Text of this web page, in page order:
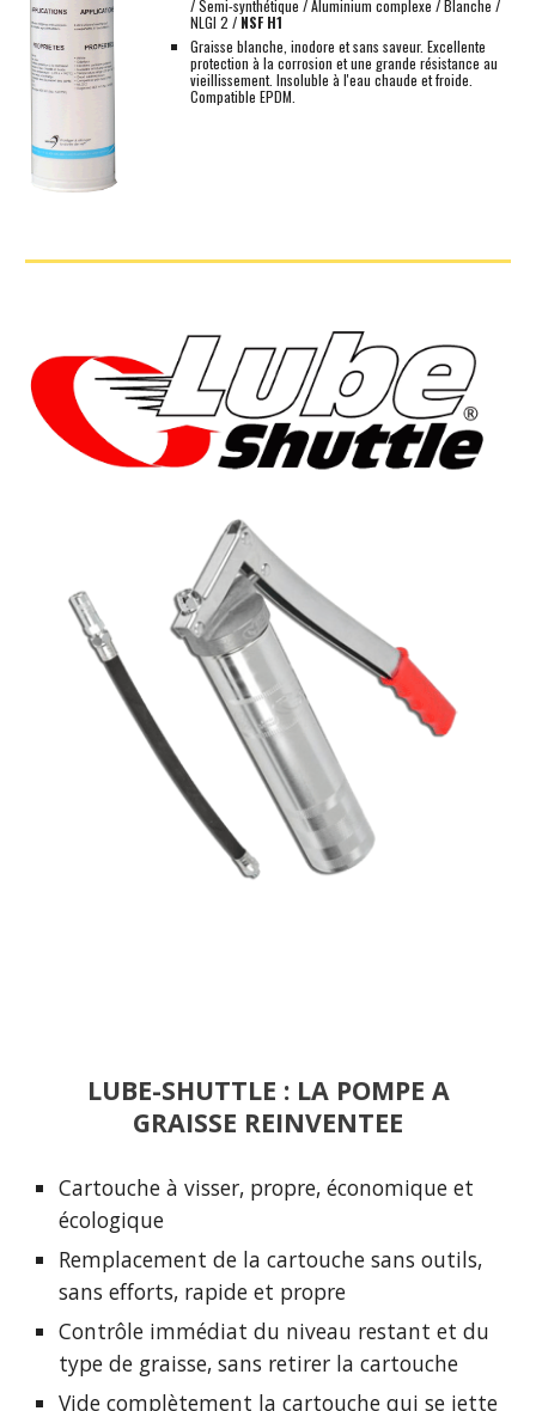
/ Semi-synthétique / Aluminium complexe / Blanche /
NLGI 2 / NSF H1
Graisse blanche, inodore et sans saveur. Excellente
protection à la corrosion et une grande résistance au
vieillissement. Insoluble à l'eau chaude et froide.
Compatible EPDM.
LUBE-SHUTTLE : LA POMPE A
GRAISSE REINVENTEE
Cartouche à visser, propre, économique et
écologique
Remplacement de la cartouche sans outils,
sans efforts, rapide et propre
Contrôle immédiat du niveau restant et du
type de graisse, sans retirer la cartouche
Vide complètement la cartouche qui se jette